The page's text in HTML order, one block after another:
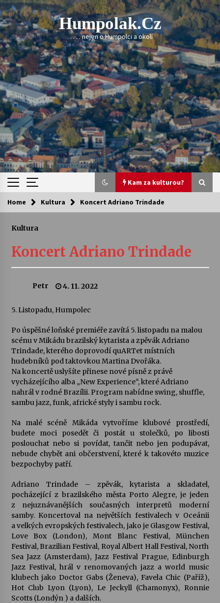
Skip
to
content
Humpolak.cz
. . . . . nejen o Humpolci a okolí
Kam za kulturou?
Kam za kulturou?
Sukuba Ensemble
4. 8. 2026
Vernisáž výstavy Josefíny Duškové: Stávám se
kapkou
Veselí muzikanti
30. 7. 2026
Pozvánka na integrační festival Quijotova
šedesátka: 28. 7.–1. 8. 2026
28. 7. 2026
Jenakaši
28. 7. 2026
Votavžatský ploty
Letní koncerty ve Stromovce: Rufus Miller
22. 7. 2026
17. 7. 2026
Ozvěny prázdnin
Home Kultura Koncert Adriano Trindade
Kultura
Koncert Adriano Trindade
Petr 4. 11. 2022
5. Listopadu, Humpolec
Po úspěšné loňské premiéře zavítá 5. listopadu na malou
scénu v Mikádu brazilský kytarista a zpěvák Adriano
Trindade, kterého doprovodí quARTet místních
hudebníků pod taktovkou Martina Dvořáka.
Na koncertě uslyšíte přinese nové písně z právě
vycházejícího alba „New Experience“, které Adriano
nahrál v rodné Brazílii. Program nabídne swing, shuffle,
sambu jazz, funk, africké styly i sambu rock.
Na malé scéně Mikáda vytvoříme klubové prostředí,
budete moci posedět či postát u stolečků, po libosti
poslouchat nebo si povídat, tančit nebo jen podupávat,
nebude chybět ani občerstvení, které k takovéto muzice
bezpochyby patří.
Adriano Trindade – zpěvák, kytarista a skladatel,
pocházející z brazilského města Porto Alegre, je jeden
z nejuznávanějších současných interpretů moderní
samby. Koncertoval na největších festivalech v Oceánii
a velkých evropských festivalech, jako je Glasgow Festival,
Love Box (London), Mont Blanc Festival, München
Festival, Brazilian Festival, Royal Albert Hall Festival, North
Sea Jazz (Amsterdam), Jazz Festival Prague, Edinburgh
Jazz Festival, hrál v renomovaných jazz a world music
klubech jako Doctor Gabs (Ženeva), Favela Chic (Paříž),
Hot Club Lyon (Lyon), Le Jeckyll (Chamonyx), Ronnie
Scotts (Londýn ) a dalších.